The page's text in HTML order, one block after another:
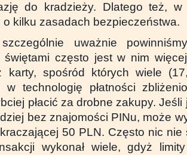
do kradzieży. Dlatego też, w
o kilku zasadach bezpieczeństwa.
uważnie
świętami często jest w nim
karty, spośród których wiele
w technologię płatności
płacić za drobne zakupy.
bez znajomości PINu, może
50 PLN. Często nic
wykonał wiele, gdyż